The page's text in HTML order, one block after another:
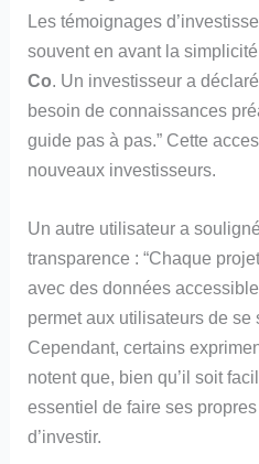
Les témoignages
souvent en avant la
Co. Un investisseur a
besoin de connaissances
guide pas à pas.” Cette
nouveaux investisseurs.
Un autre utilisateur a
transparence : “Chaque
avec des données
permet aux utilisateurs de se
Cependant, certains
notent que, bien qu’il soit
essentiel de faire ses
d’investir.